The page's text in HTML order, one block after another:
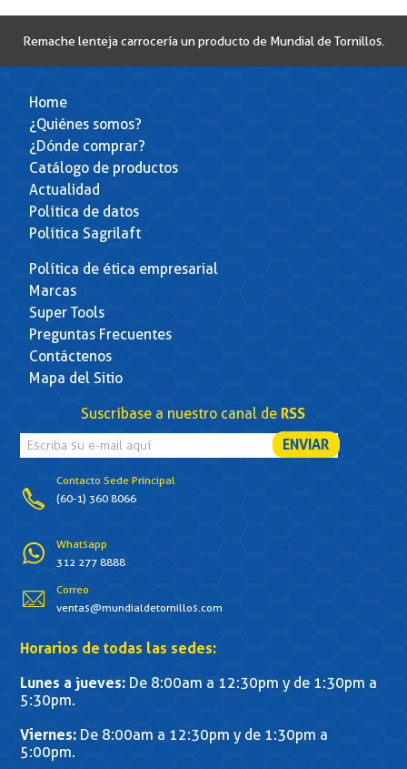
Remache lenteja carrocería un producto de Mundial de Tornillos.
Home
¿Quiénes somos?
¿Dónde comprar?
Catálogo de productos
Actualidad
Política de datos
Política Sagrilaft
Política de ética empresarial
Marcas
Super Tools
Preguntas Frecuentes
Contáctenos
Mapa del Sitio
Suscríbase a nuestro canal de RSS
Contacto Sede Principal
(60-1) 360 8066
Whatsapp
312 277 8888
Correo
ventas@mundialdetornillos.com
Horarios de todas las sedes:
Lunes a jueves: De 8:00am a 12:30pm y de 1:30pm a
5:30pm.
Viernes: De 8:00am a 12:30pm y de 1:30pm a
5:00pm.